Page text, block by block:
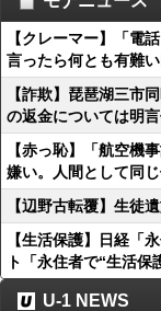
【クレーマー】「電
言ったら何とも有難
【詐欺】琵琶湖三市
の返金については明
【赤っ恥】「航空機
嫌い。人間として同
【辺野古転覆】生徒
【生活保護】日経「
ト「永住者で“生活保
U-1 NEWS